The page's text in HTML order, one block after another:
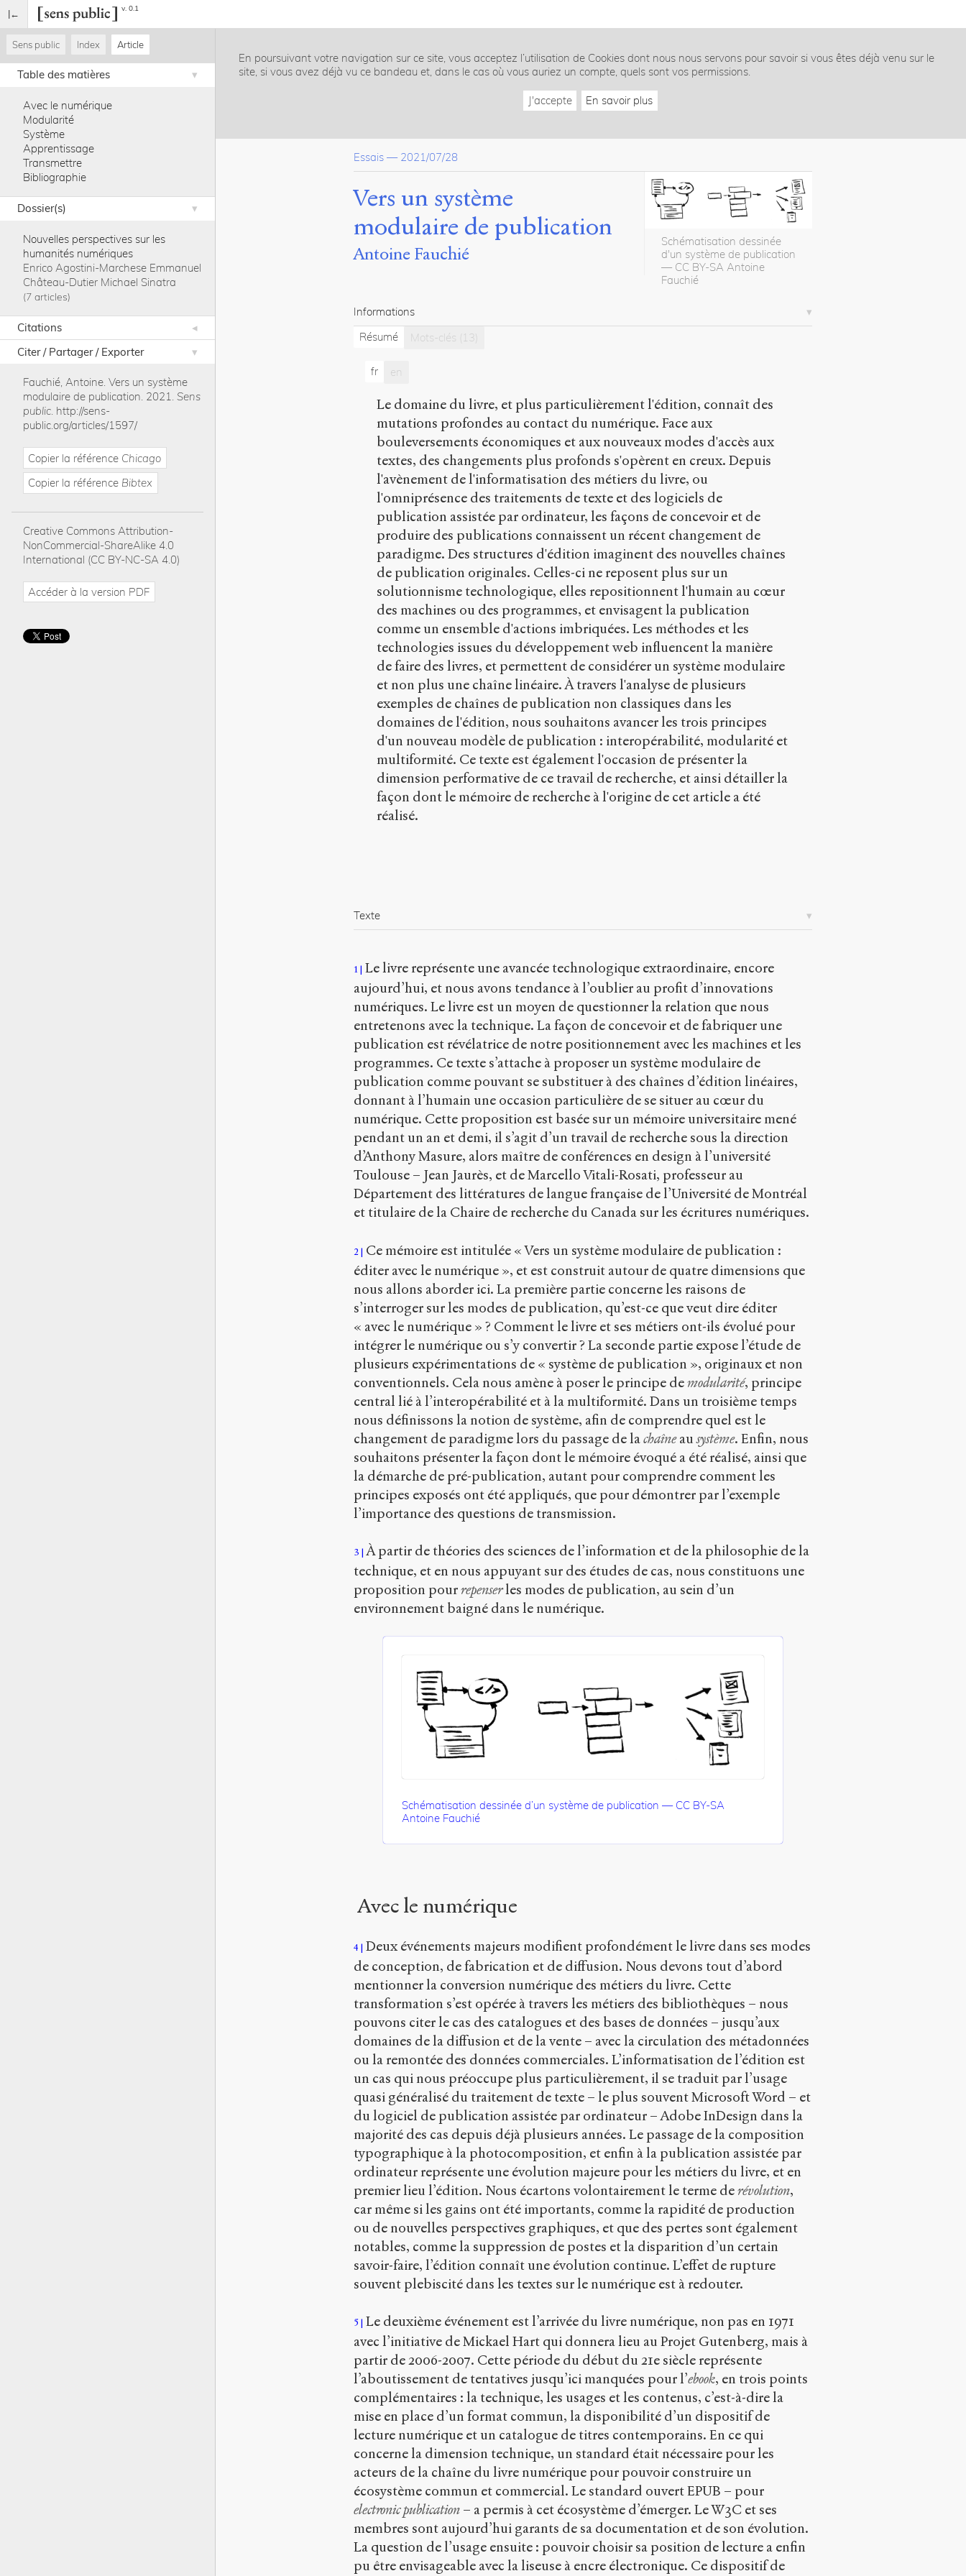
v. 0.1
Sens public Index Article
Table des matières
Avec le numérique
Modularité
Système
Apprentissage
Transmettre
Bibliographie
Dossier(s)
Nouvelles perspectives sur les
humanités numériques
Enrico Agostini-Marchese Emmanuel
Château-Dutier Michael Sinatra
7 articles
Citations
Citer / Partager / Exporter
Fauchié, Antoine. Vers un système
modulaire de publication. 2021. Sens
public. http://sens-
public.org/articles/1597/
Copier la référence Chicago
Copier la référence Bibtex
Creative Commons Attribution-
NonCommercial-ShareAlike 4.0
International (CC BY-NC-SA 4.0)
Accéder à la version PDF
En poursuivant votre navigation sur ce site, vous acceptez l’utilisation de Cookies dont nous nous servons pour savoir si vous êtes déjà venu sur le
site, si vous avez déjà vu ce bandeau et, dans le cas où vous auriez un compte, quels sont vos permissions.
J'accepte En savoir plus
Essais — 2021/07/28
Vers un système
modulaire de publication
Antoine Fauchié
Schématisation dessinée
d'un système de publication
— CC BY-SA Antoine
Fauchié
Informations
Résumé
Mots-clés (13)
fr en
Le domaine du livre, et plus particulièrement l'édition, connaît des
mutations profondes au contact du numérique. Face aux
bouleversements économiques et aux nouveaux modes d'accès aux
textes, des changements plus profonds s'opèrent en creux. Depuis
l'avènement de l'informatisation des métiers du livre, ou
l'omniprésence des traitements de texte et des logiciels de
publication assistée par ordinateur, les façons de concevoir et de
produire des publications connaissent un récent changement de
paradigme. Des structures d'édition imaginent des nouvelles chaînes
de publication originales. Celles-ci ne reposent plus sur un
solutionnisme technologique, elles repositionnent l'humain au cœur
des machines ou des programmes, et envisagent la publication
comme un ensemble d'actions imbriquées. Les méthodes et les
technologies issues du développement web influencent la manière
de faire des livres, et permettent de considérer un système modulaire
et non plus une chaîne linéaire. À travers l'analyse de plusieurs
exemples de chaînes de publication non classiques dans les
domaines de l'édition, nous souhaitons avancer les trois principes
d'un nouveau modèle de publication : interopérabilité, modularité et
multiformité. Ce texte est également l'occasion de présenter la
dimension performative de ce travail de recherche, et ainsi détailler la
façon dont le mémoire de recherche à l'origine de cet article a été
réalisé.
Texte
1 Le livre représente une avancée technologique extraordinaire, encore
aujourd’hui, et nous avons tendance à l’oublier au profit d’innovations
numériques. Le livre est un moyen de questionner la relation que nous
entretenons avec la technique. La façon de concevoir et de fabriquer une
publication est révélatrice de notre positionnement avec les machines et les
programmes. Ce texte s’attache à proposer un système modulaire de
publication comme pouvant se substituer à des chaînes d’édition linéaires,
donnant à l’humain une occasion particulière de se situer au cœur du
numérique. Cette proposition est basée sur un mémoire universitaire mené
pendant un an et demi, il s’agit d’un travail de recherche sous la direction
d’Anthony Masure, alors maître de conférences en design à l’université
Toulouse – Jean Jaurès, et de Marcello Vitali-Rosati, professeur au
Département des littératures de langue française de l’Université de Montréal
et titulaire de la Chaire de recherche du Canada sur les écritures numériques.
2
Ce mémoire est intitulée « Vers un système modulaire de publication :
éditer avec le numérique », et est construit autour de quatre dimensions que
nous allons aborder ici. La première partie concerne les raisons de
s’interroger sur les modes de publication, qu’est-ce que veut dire éditer
« avec le numérique » ? Comment le livre et ses métiers ont-ils évolué pour
intégrer le numérique ou s’y convertir ? La seconde partie expose l’étude de
plusieurs expérimentations de « système de publication », originaux et non
conventionnels. Cela nous amène à poser le principe demodularité, principe
central lié à l’interopérabilité et à la multiformité. Dans un troisième temps
nous définissons la notion de système, afin de comprendre quel est le
changement de paradigme lors du passage de lachaîneausystème. Enfin, nous
souhaitons présenter la façon dont le mémoire évoqué a été réalisé, ainsi que
la démarche de pré-publication, autant pour comprendre comment les
principes exposés ont été appliqués, que pour démontrer par l’exemple
l’importance des questions de transmission.
3
À partir de théories des sciences de l’information et de la philosophie de la
technique, et en nous appuyant sur des études de cas, nous constituons une
proposition pourrepenserles modes de publication, au sein d’un
environnement baigné dans le numérique.
Schématisation dessinée d’un système de publication — CC BY-SA
Antoine Fauchié
Avec le numérique
4
Deux événements majeurs modifient profondément le livre dans ses modes
de conception, de fabrication et de diffusion. Nous devons tout d’abord
mentionner la conversion numérique des métiers du livre. Cette
transformation s’est opérée à travers les métiers des bibliothèques – nous
pouvons citer le cas des catalogues et des bases de données – jusqu’aux
domaines de la diffusion et de la vente – avec la circulation des métadonnées
ou la remontée des données commerciales. L’informatisation de l’édition est
un cas qui nous préoccupe plus particulièrement, il se traduit par l’usage
quasi généralisé du traitement de texte – le plus souvent Microsoft Word – et
du logiciel de publication assistée par ordinateur – Adobe InDesign dans la
majorité des cas depuis déjà plusieurs années. Le passage de la composition
typographique à la photocomposition, et enfin à la publication assistée par
ordinateur représente une évolution majeure pour les métiers du livre, et en
premier lieu l’édition. Nous écartons volontairement le terme derévolution,
car même si les gains ont été importants, comme la rapidité de production
ou de nouvelles perspectives graphiques, et que des pertes sont également
notables, comme la suppression de postes et la disparition d’un certain
savoir-faire, l’édition connaît une évolution continue. L’effet de rupture
souvent plebiscité dans les textes sur le numérique est à redouter.
5 Le deuxième événement est l’arrivée du livre numérique, non pas en 1971
avec l’initiative de Mickael Hart qui donnera lieu au Projet Gutenberg, mais à
partir de 2006-2007. Cette période du début du 21e siècle représente
l’aboutissement de tentatives jusqu’ici manquées pour l’ebook, en trois points
complémentaires : la technique, les usages et les contenus, c’est-à-dire la
mise en place d’un format commun, la disponibilité d’un dispositif de
lecture numérique et un catalogue de titres contemporains. En ce qui
concerne la dimension technique, un standard était nécessaire pour les
acteurs de la chaîne du livre numérique pour pouvoir construire un
écosystème commun et commercial. Le standard ouvert EPUB – pour
electronic publication – a permis à cet écosystème d’émerger. Le W3C et ses
membres sont aujourd’hui garants de sa documentation et de son évolution.
La question de l’usage ensuite : pouvoir choisir sa position de lecture a enfin
pu être envisageable avec la liseuse à encre électronique. Ce dispositif de